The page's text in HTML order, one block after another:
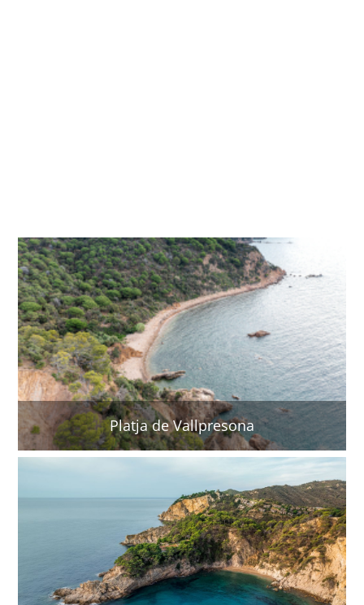
Platja de Vallpresona